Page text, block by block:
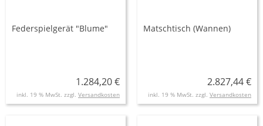
Federspielgerät "Blume"
1.284,20 €
inkl. 19 % MwSt. zzgl. Versandkosten
Matschtisch (Wannen)
2.827,44 €
inkl. 19 % MwSt. zzgl. Versandkosten